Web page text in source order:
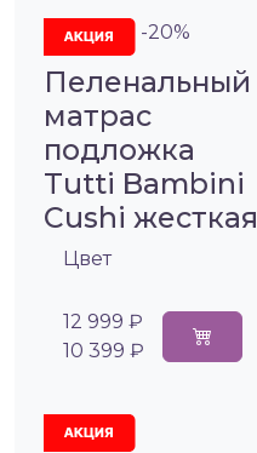
-20%
Пеленальный
матрас
подложка
Tutti Bambini
Cushi жесткая
Цвет
12 999 ₽
10 399 ₽